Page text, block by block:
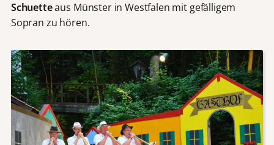
Schuetteaus Münster in Westfalen mit gefälligem
Sopran zu hören.